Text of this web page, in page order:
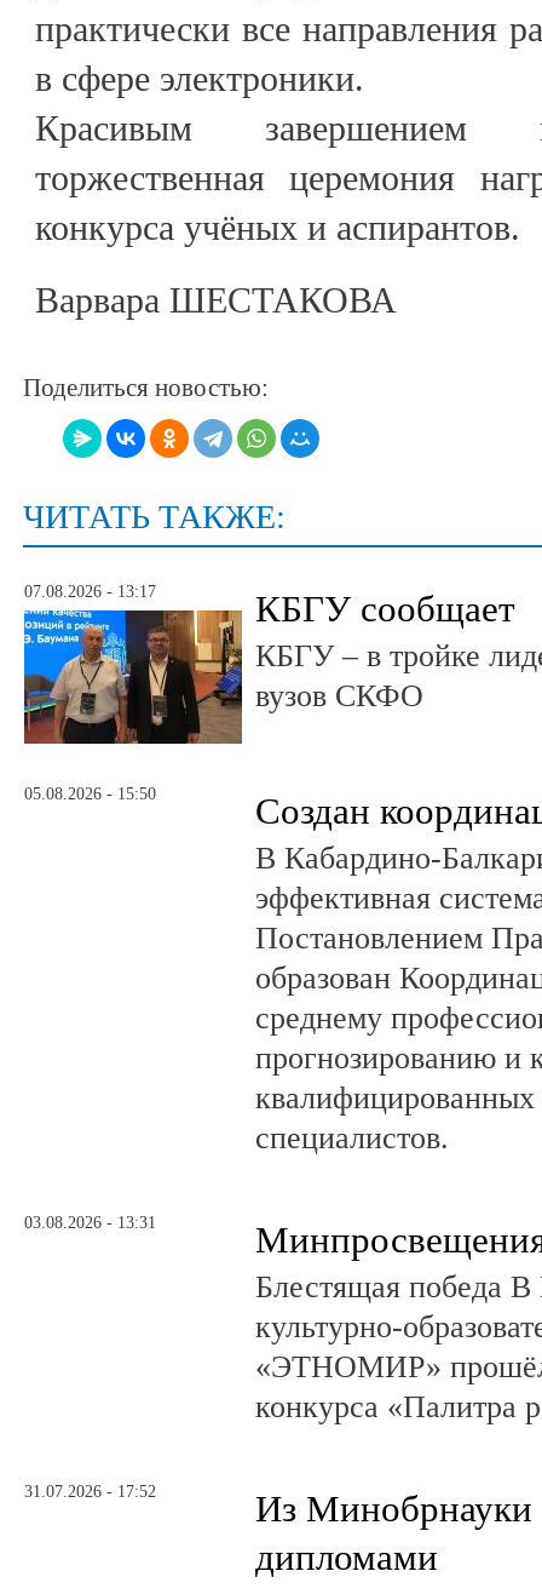
практически все направления
в сфере электроники.
Красивым завершением
торжественная церемония
конкурса учёных и аспирантов.
Варвара ШЕСТАКОВА
Поделиться новостью:
ЧИТАТЬ ТАКЖЕ:
07.08.2026 - 13:17 КБГУ сообщает
КБГУ – в тройке
вузов СКФО
05.08.2026 - 15:50 Создан
В Кабардино-
эффективная
Постановлением
образован
среднему
прогнозированию и
квалифицированных
специалистов.
03.08.2026 - 13:31
Блестящая победа В
культурно-
«ЭТНОМИР» прошёл
конкурса «Палитра
31.07.2026 - 17:52
Из Минобрнауки
дипломами